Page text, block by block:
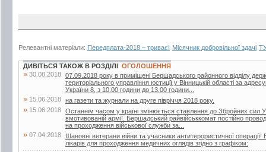
Релевантні матеріали: Передплата-2018 – триває! Місячник добровільної здачі
ДИВІТЬСЯ ТАКОЖ В РОЗДІЛІ ОГОЛОШЕННЯ
» 30.08.2018 07.09.2018 року в приміщені Бершадського районного відділу
територіального управління юстиції у Вінницькій області за
України 8, з 10.00 години до 13.00 години...
» 15.06.2018 на газети та журнали на друге півріччя 2018 року.
» 15.06.2018 Останнім часом у країні змінюється ставлення до Збройних сил
вмотивованій армії. Бершадський райвійськкомат постійно
на проходження військової служби за...
» 07.04.2018
Шановні ветерани війни та учасники антитерористичної
лікарів для проходження медичних оглядів згідно з графіком: